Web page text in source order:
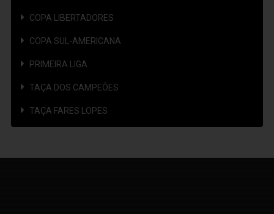
COPA LIBERTADORES
COPA SUL-AMERICANA
PRIMEIRA LIGA
TAÇA DOS CAMPEÕES
TAÇA FARES LOPES